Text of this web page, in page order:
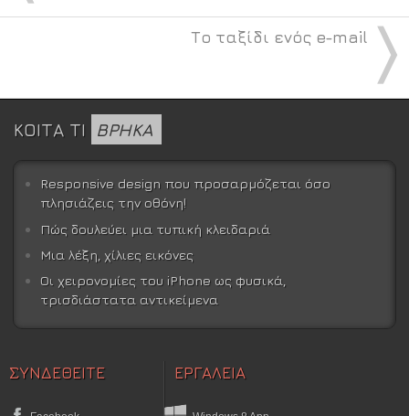
〉
Το ταξίδι ενός e-mail
ΚΟΙΤΑ ΤΙ ΒΡΗΚΑ
Responsive design που προσαρμόζεται όσο
πλησιάζεις την οθόνη!
Πώς δουλεύει μια τυπική κλειδαριά
Μια λέξη, χίλιες εικόνες
Οι χειρονομίες του iPhone ως φυσικά,
τρισδιάστατα αντικείμενα
ΣΥΝΔΕΘΕΙΤΕ ΕΡΓΑΛΕΙΑ